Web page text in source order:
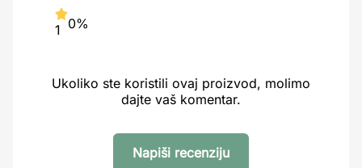
1 0%
Ukoliko ste koristili ovaj proizvod, molimo
dajte vaš komentar.
Napiši recenziju